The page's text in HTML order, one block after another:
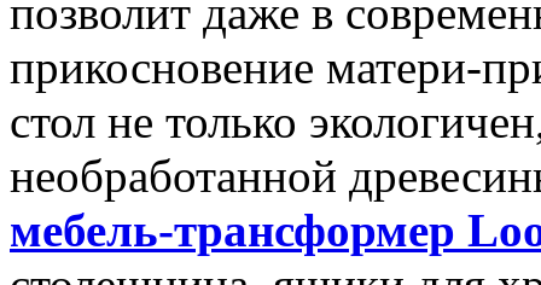
позволит даже в
прикосновение матери-
стол не только
необработанной
мебель-трансформер